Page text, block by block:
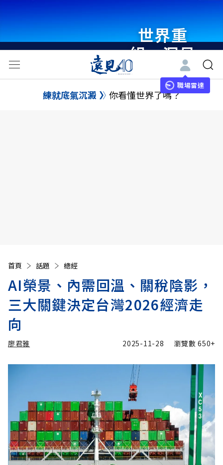
世界重
組・洞見
未來 與
世界領袖
職場雷達
練就底氣沉澱 你看懂世界了嗎？
首頁 話題 總經
AI榮景、內需回溫、關稅陰影，
三大關鍵決定台灣2026經濟走
向
廖君雅 2025-11-28 瀏覽數650+